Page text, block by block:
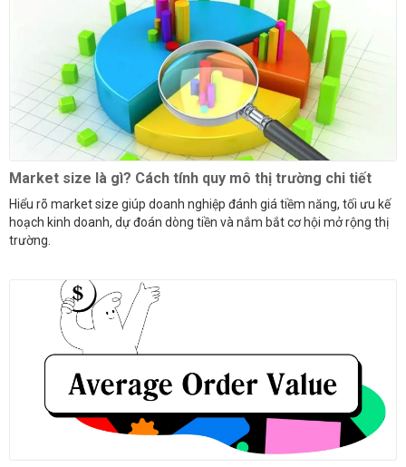
Market size là gì? Cách tính quy mô thị trường chi tiết
Hiểu rõ market size giúp doanh nghiệp đánh giá tiềm năng, tối ưu kế
hoạch kinh doanh, dự đoán dòng tiền và nắm bắt cơ hội mở rộng thị
trường.